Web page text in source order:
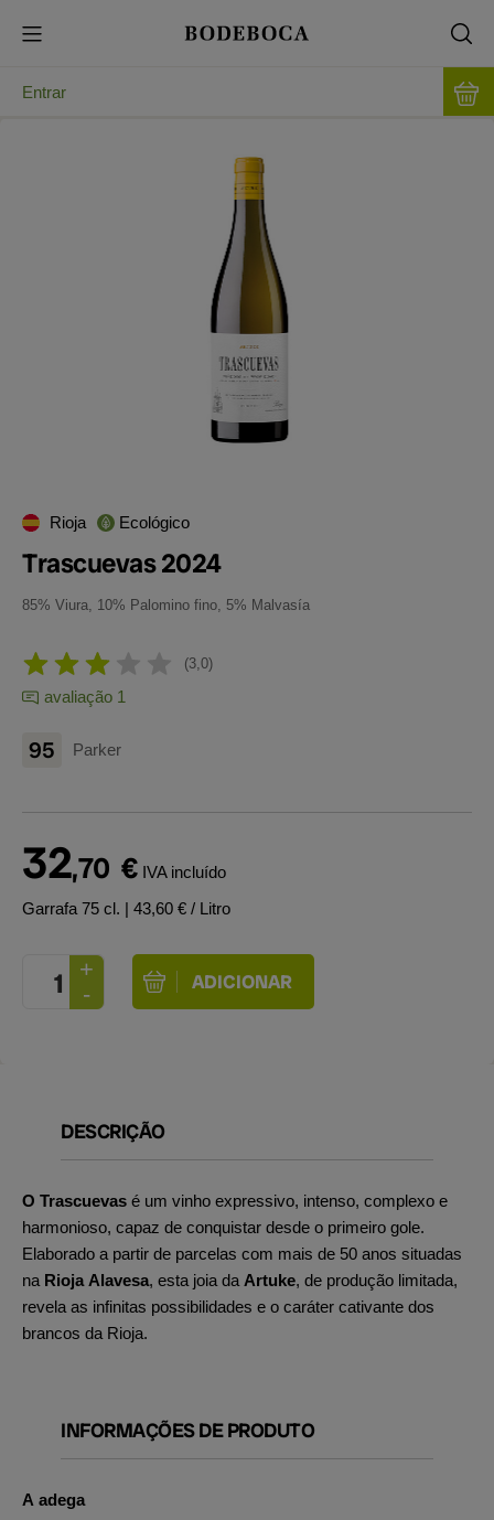
Entrar
Rioja Ecológico
Trascuevas 2024
85% Viura, 10% Palomino fino, 5% Malvasía
3,0
avaliação 1
95 Parker
32,70 € IVA incluído
Garrafa 75 cl. | 43,60 € / Litro
DESCRIÇÃO
O Trascuevas é um vinho expressivo, intenso, complexo e
harmonioso, capaz de conquistar desde o primeiro gole.
Elaborado a partir de parcelas com mais de 50 anos situadas
na Rioja Alavesa, esta joia da Artuke, de produção limitada,
revela as infinitas possibilidades e o caráter cativante dos
brancos da Rioja.
INFORMAÇÕES DE PRODUTO
A adega